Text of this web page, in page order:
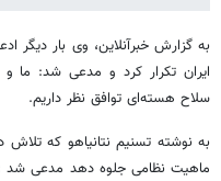
به گزارش خبرآنلاین، وی بار دیگر
ایران تکرار کرد و مدعی شد: ما و
سلاح هسته‌ای توافق نظر داریم.
به نوشته تسنیم نتانیاهو که تلاش
ماهیت نظامی جلوه دهد مدعی شد